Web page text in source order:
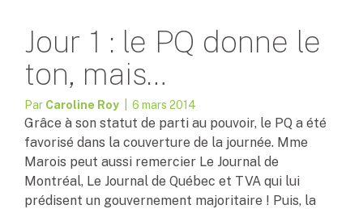
Jour 1 : le PQ donne le
ton, mais…
Par Caroline Roy | 6 mars 2014
Grâce à son statut de parti au pouvoir, le PQ a été
favorisé dans la couverture de la journée. Mme
Marois peut aussi remercier Le Journal de
Montréal, Le Journal de Québec et TVA qui lui
prédisent un gouvernement majoritaire ! Puis, la